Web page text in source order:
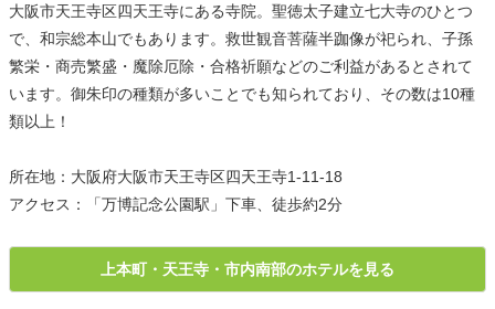
大阪市天王寺区四天王寺にある寺院。聖徳太子建立七大寺のひとつ
で、和宗総本山でもあります。救世観音菩薩半跏像が祀られ、子孫
繁栄・商売繁盛・魔除厄除・合格祈願などのご利益があるとされて
います。御朱印の種類が多いことでも知られており、その数は10種
類以上！
所在地：大阪府大阪市天王寺区四天王寺1-11-18
アクセス：「万博記念公園駅」下車、徒歩約2分
上本町・天王寺・市内南部のホテルを見る